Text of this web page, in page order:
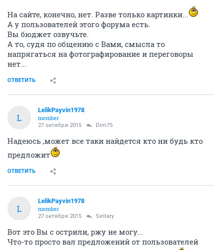
На сайте, конечно, нет. Разве только картинки...
А у пользователей этого форума есть.
Вы бюджет озвучьте.
А то, судя по общению с Вами, смысла то
напрягаться на фотографирование и переговоры
нет...
ОТВЕТИТЬ
L
LelikPayvin1978
member
27 октября 2015 Dim75
Надеюсь ,может все таки найдется кто ни будь кто
предложит
ОТВЕТИТЬ
L
LelikPayvin1978
member
27 октября 2015 Sellary
Вот это Вы с острили, ржу не могу...
Что-то просто вал предложений от пользователей